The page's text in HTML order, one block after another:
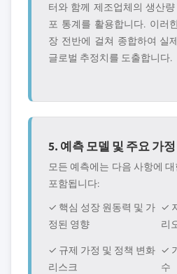
터와 함께 제조업체의 생산
포 통계를 활용합니다. 이러
장 전반에 걸쳐 종합하여 실
글로벌 추정치를 도출합니다.
5. 예측 모델 및 주요 가정
모든 예측에는 다음 사항에
포함됩니다:
✓ 핵심 성장 원동력 및 가
정된 영향
✓
리
✓ 규제 가정 및 정책 변화
리스크
✓
수